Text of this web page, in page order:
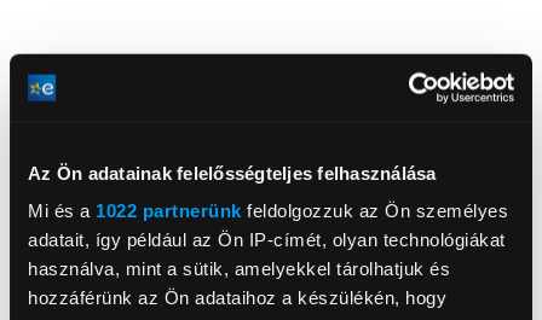
Az Ön adatainak felelősségteljes felhasználása
Mi és a 1022 partnerünk feldolgozzuk az Ön személyes
adatait, így például az Ön IP-címét, olyan technológiákat
használva, mint a sütik, amelyekkel tárolhatjuk és
hozzáférünk az Ön adataihoz a készülékén, hogy
www.apple.com
1033, Budapest, Ángel Sanz Briz út 13
Háttértár
Kijelző méret
6,1 inch